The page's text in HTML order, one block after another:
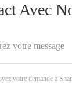
Avec
votre message